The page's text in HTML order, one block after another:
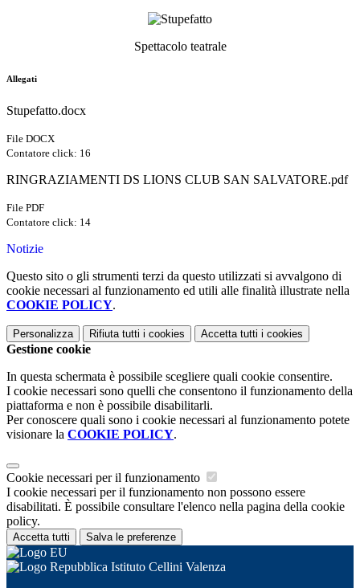
Spettacolo teatrale
Allegati
Stupefatto.docx
File DOCX
Contatore click: 16
RINGRAZIAMENTI DS LIONS CLUB SAN SALVATORE.pdf
File PDF
Contatore click: 14
Notizie
Questo sito o gli strumenti terzi da questo utilizzati si avvalgono di
cookie necessari al funzionamento ed utili alle finalità illustrate nella
COOKIE POLICY.
Personalizza Rifiuta tutti i cookies Accetta tutti i cookies
Gestione cookie
In questa schermata è possibile scegliere quali cookie consentire.
I cookie necessari sono quelli che consentono il funzionamento della
piattaforma e non è possibile disabilitarli.
Per conoscere quali sono i cookie necessari al funzionamento potete
visionare la COOKIE POLICY.
Cookie necessari per il funzionamento
I cookie necessari per il funzionamento non possono essere
disabilitati. È possibile consultare l'elenco nella pagina della cookie
policy.
Accetta tutti Salva le preferenze
Istituto Cellini Valenza